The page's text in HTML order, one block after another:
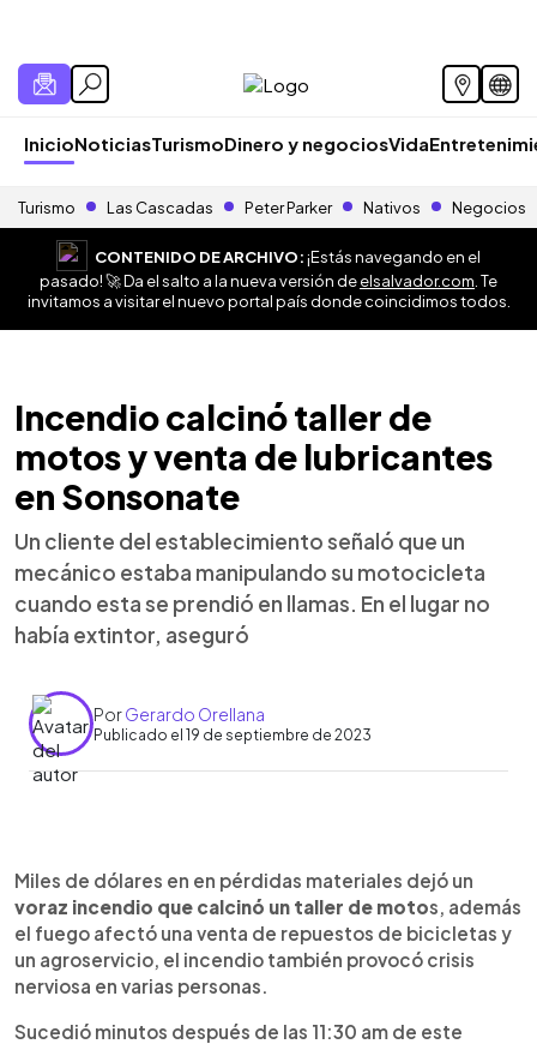
InicioNoticiasTurismoDinero y negociosVida
Turismo Las Cascadas Peter Parker Nativos Negocios
CONTENIDO DE ARCHIVO:¡Estás navegando en el
pasado! 🚀 Da el salto a la nueva versión deelsalvador.com . Te
invitamos a visitar el nuevo portal país donde coincidimos todos.
Incendio calcinó taller de
motos y venta de lubricantes
en Sonsonate
Un cliente del establecimiento señaló que un
mecánico estaba manipulando su motocicleta
cuando esta se prendió en llamas. En el lugar no
había extintor, aseguró
PorGerardo Orellana
Publicado el 19 de septiembre de 2023
► Escuchar artículo
Miles de dólares en en pérdidas materiales dejó un
voraz incendio que calcinó un taller de motos, además
el fuego afectó una venta de repuestos de bicicletas y
un agroservicio, el incendio también provocó crisis
nerviosa en varias personas.
Sucedió minutos después de las 11:30 am de este